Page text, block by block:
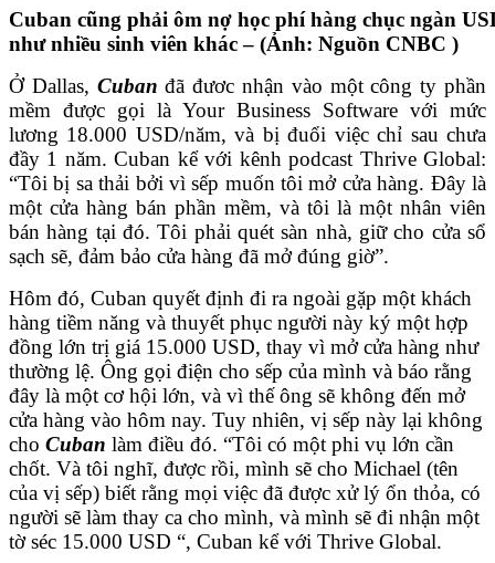
Cuban cũng phải ôm nợ học phí hàng chục ngàn
như nhiều sinh viên khác – (Ảnh: Nguồn CNBC )
Ở Dallas, Cuban đã đươc nhận vào một công ty phần
mềm được gọi là Your Business Software với mức
lương 18.000 USD/năm, và bị đuổi việc chỉ sau chưa
đầy 1 năm. Cuban kể với kênh podcast Thrive Global:
“Tôi bị sa thải bởi vì sếp muốn tôi mở cửa hàng. Đây là
một cửa hàng bán phần mềm, và tôi là một nhân viên
bán hàng tại đó. Tôi phải quét sàn nhà, giữ cho cửa sổ
sạch sẽ, đảm bảo cửa hàng đã mở đúng giờ”.
Hôm đó, Cuban quyết định đi ra ngoài gặp một khách
hàng tiềm năng và thuyết phục người này ký một hợp
đồng lớn trị giá 15.000 USD, thay vì mở cửa hàng như
thường lệ. Ông gọi điện cho sếp của mình và báo rằng
đây là một cơ hội lớn, và vì thế ông sẽ không đến mở
cửa hàng vào hôm nay. Tuy nhiên, vị sếp này lại không
cho Cuban làm điều đó. “Tôi có một phi vụ lớn cần
chốt. Và tôi nghĩ, được rồi, mình sẽ cho Michael (tên
của vị sếp) biết rằng mọi việc đã được xử lý ổn thỏa, có
người sẽ làm thay ca cho mình, và mình sẽ đi nhận một
tờ séc 15.000 USD “, Cuban kể với Thrive Global.